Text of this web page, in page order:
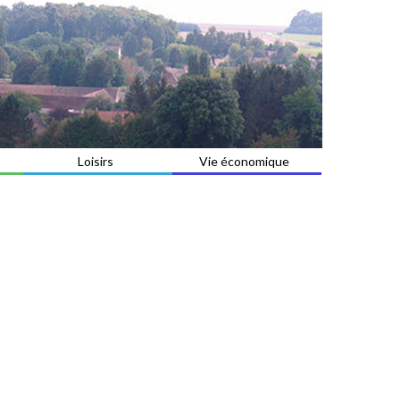
Loisirs Vie économique